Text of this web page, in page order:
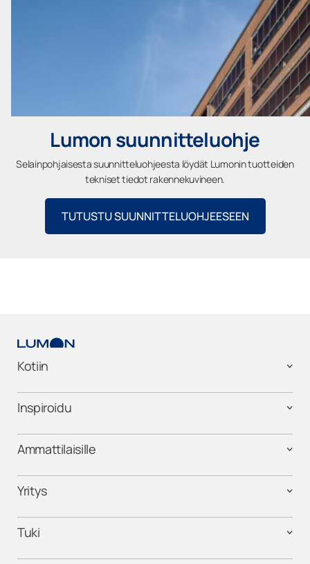
Lumon suunnitteluohje
Selainpohjaisesta suunnitteluohjeesta löydät Lumonin tuotteiden
tekniset tiedot rakennekuvineen.
TUTUSTU SUUNNITTELUOHJEESEEN
Kotiin
Inspiroidu
Ammattilaisille
Yritys
Tuki